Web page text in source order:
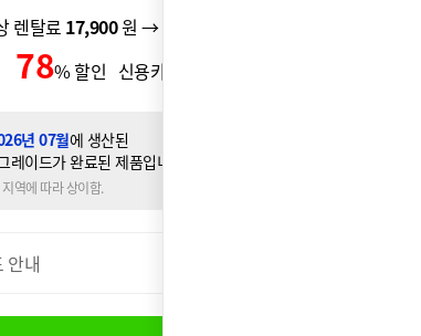
렌탈료 17,900원 → 월 할인 렌탈료
78% 할인 신용카드 할인가
년 07월에 생산된
이드가 완료된 제품입니다.
역에 따라 상이함.
안내